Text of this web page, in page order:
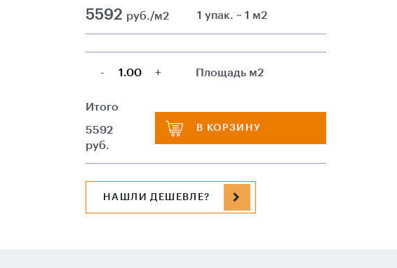
5592 руб./м2 1 упак. ~ 1 м2
- + Площадь м2
Итого
5592
руб.
В КОРЗИНУ
НАШЛИ ДЕШЕВЛЕ?